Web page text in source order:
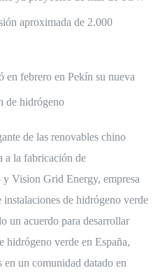
aproximada de 2.000
en febrero en Pekín su nueva
de hidrógeno
de las renovables chino
a la fabricación de
y Vision Grid Energy, empresa
de hidrógeno verde
un acuerdo para desarrollar
hidrógeno verde en España,
en un comunidad datado en